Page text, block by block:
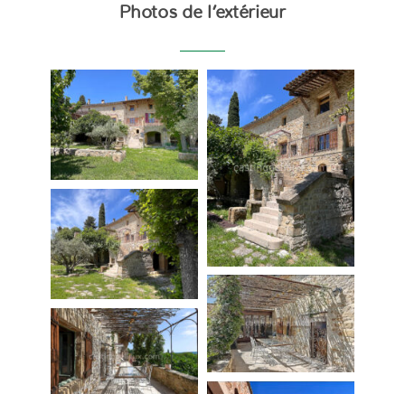
Photos de l’extérieur